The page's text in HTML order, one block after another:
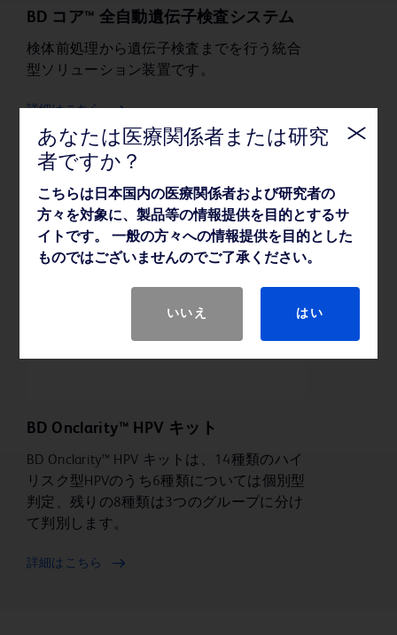
BD コア™ 全自動遺伝子検査システム
検体前処理から遺伝子検査までを行う統合
型ソリューション装置です。
詳細はこちら
BD Onclarity™ HPV キット
BD Onclarity™ HPV キットは、14種類のハイ
リスク型HPVのうち6種類については個別型
判定、残りの8種類は3つのグループに分け
て判別します。
詳細はこちら
あなたは医療関係者または研究
者ですか？
こちらは日本国内の医療関係者および研究者の
方々を対象に、製品等の情報提供を目的とするサ
イトです。 一般の方々への情報提供を目的とした
ものではございませんのでご了承ください。
いいえ はい